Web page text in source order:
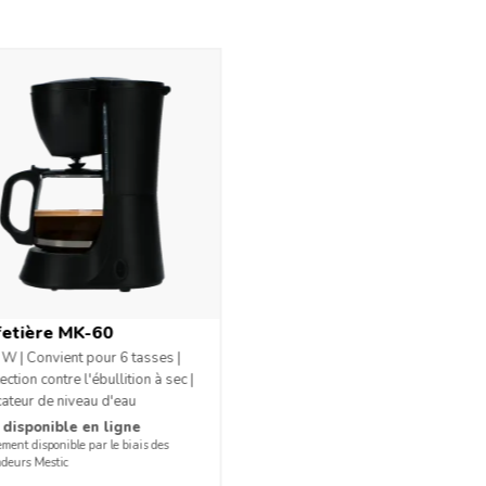
MK-60
| Convient pour 6 tasses |
contre l'ébullition à sec |
de niveau d'eau
disponible en ligne
disponible par le biais des
Mestic